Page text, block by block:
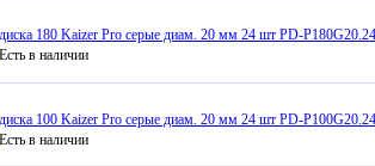
180 Kaizer Pro серые диам. 20 мм 24 шт PD-P180G20.24
Есть в наличии
100 Kaizer Pro серые диам. 20 мм 24 шт PD-P100G20.24
Есть в наличии